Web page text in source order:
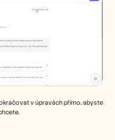
v úpravách přímo, abyste